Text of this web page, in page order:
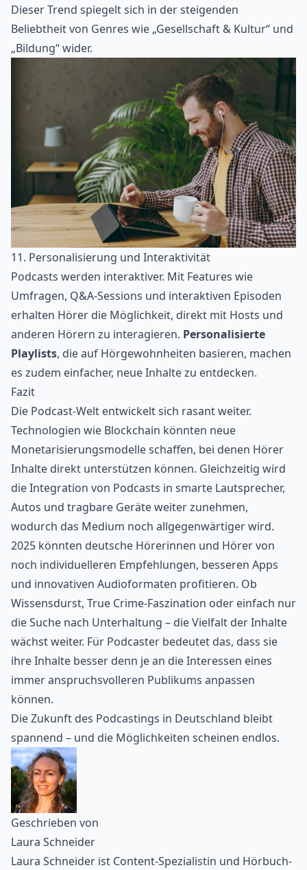
Dieser Trend spiegelt sich in der steigenden
Beliebtheit von Genres wie „Gesellschaft & Kultur“ und
„Bildung“ wider.
11. Personalisierung und Interaktivität
Podcasts werden interaktiver. Mit Features wie
Umfragen, Q&A-Sessions und interaktiven Episoden
erhalten Hörer die Möglichkeit, direkt mit Hosts und
anderen Hörern zu interagieren. Personalisierte
Playlists, die auf Hörgewohnheiten basieren, machen
es zudem einfacher, neue Inhalte zu entdecken.
Fazit
Die Podcast-Welt entwickelt sich rasant weiter.
Technologien wie Blockchain könnten neue
Monetarisierungsmodelle schaffen, bei denen Hörer
Inhalte direkt unterstützen können. Gleichzeitig wird
die Integration von Podcasts in smarte Lautsprecher,
Autos und tragbare Geräte weiter zunehmen,
wodurch das Medium noch allgegenwärtiger wird.
2025 könnten deutsche Hörerinnen und Hörer von
noch individuelleren Empfehlungen, besseren Apps
und innovativen Audioformaten profitieren. Ob
Wissensdurst, True Crime-Faszination oder einfach nur
die Suche nach Unterhaltung – die Vielfalt der Inhalte
wächst weiter. Für Podcaster bedeutet das, dass sie
ihre Inhalte besser denn je an die Interessen eines
immer anspruchsvolleren Publikums anpassen
können.
Die Zukunft des Podcastings in Deutschland bleibt
spannend – und die Möglichkeiten scheinen endlos.
Geschrieben von
Laura Schneider
Laura Schneider ist Content-Spezialistin und Hörbuch-